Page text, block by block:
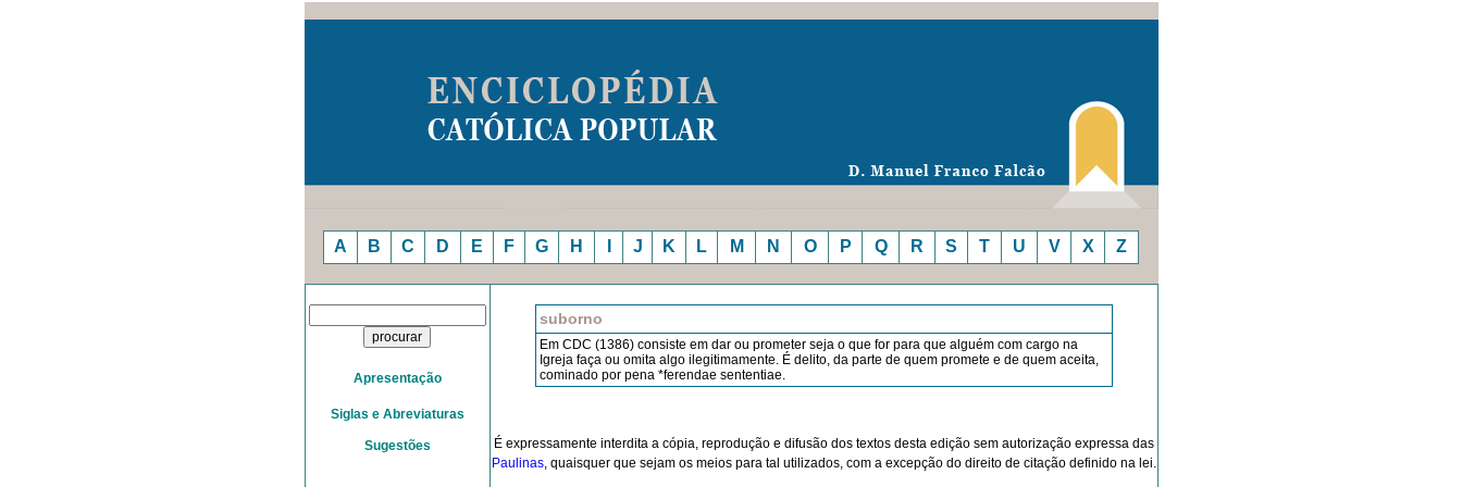
A B C D E F G H J K L M N O P Q R S T U V X Z
Apresentação
Siglas e Abreviaturas
Sugestões
suborno
Em CDC (1386) consiste em dar ou prometer seja o que for para que alguém com cargo na
Igreja faça ou omita algo ilegitimamente. É delito, da parte de quem promete e de quem acei­ta,
cominado por pena *ferendae sententiae.
É expressamente interdita a cópia, reprodução e difusão dos textos desta edição sem autorização expressa das
Paulinas, quaisquer que sejam os meios para tal utilizados, com a excepção do direito de citação definido na lei.